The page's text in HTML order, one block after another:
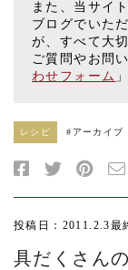
また、当サイ
ブログでいた
が、すべて大
ご質問やお問
わせフォーム
レシピ # アーカイブ
投稿日：2011.2.3最
具だくさん